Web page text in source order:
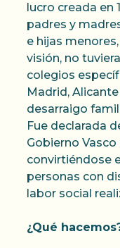
lucro creada en
padres y
e hijas
visión, no
colegios
Madrid,
desarraigo
Fue declarada
Gobierno Vasco
convirtiéndose
personas con
labor social
¿Qué